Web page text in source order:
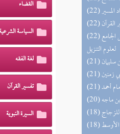
زاد المسير
القرآن
(22) التحصيل لفوائد كتاب التفصيل الجامع
لعلوم التنزيل
سليمان
زمنين
أحمد
ماجه
للزجاج
الأوسط
القضاء
السياسة
لغة الفقه
تفسير القرآن
السيرة النبوية